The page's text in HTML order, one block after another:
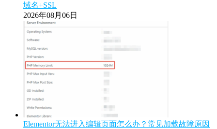
域名+SSL
2026年08月06日
Elementor无法进入编辑页面怎么办？常见加载故障原因